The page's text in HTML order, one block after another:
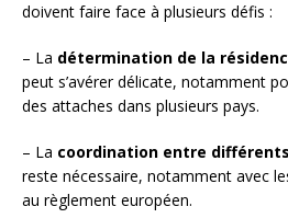
doivent faire face à plusieurs défis :
– La détermination de la
peut s’avérer délicate, notamment
des attaches dans plusieurs pays.
– La coordination entre
reste nécessaire, notamment avec
au règlement européen.